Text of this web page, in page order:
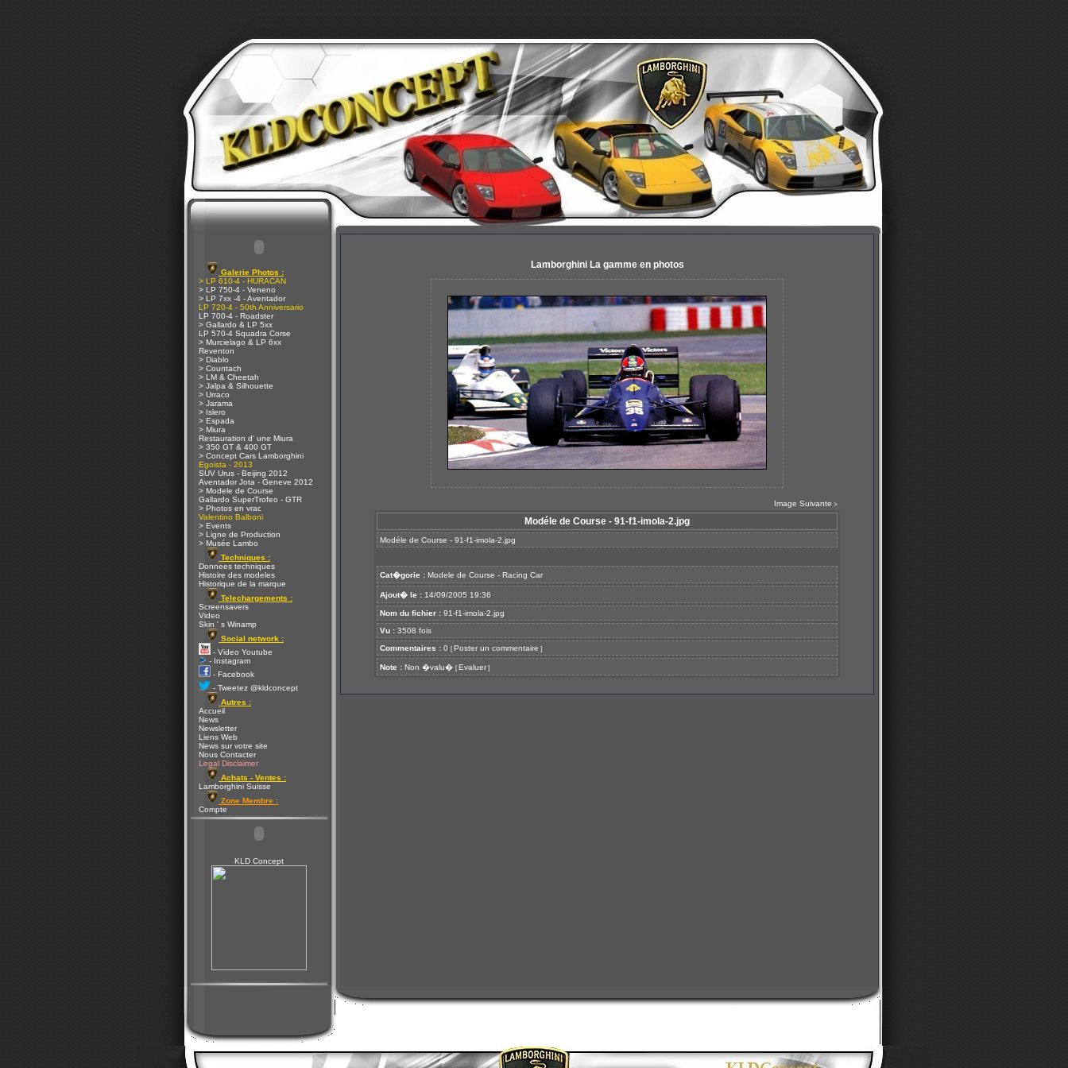
Galerie Photos :
> LP 610-4 - HURACAN
> LP 750-4 - Veneno
> LP 7xx -4 - Aventador
LP 720-4 - 50th Anniversario
LP 700-4 - Roadster
> Gallardo & LP 5xx
LP 570-4 Squadra Corse
> Murcielago & LP 6xx
Reventon
> Diablo
> Countach
> LM & Cheetah
> Jalpa & Silhouette
> Urraco
> Jarama
> Islero
> Espada
> Miura
Restauration d' une Miura
> 350 GT & 400 GT
> Concept Cars Lamborghini
Egoista - 2013
SUV Urus - Beijing 2012
Aventador Jota - Geneve 2012
> Modele de Course
Gallardo SuperTrofeo - GTR
> Photos en vrac
Valentino Balboni
> Events
> Ligne de Production
> Musée Lambo
Techniques :
Donnees techniques
Histoire des modeles
Historique de la marque
Telechargements :
Screensavers
Video
Skin ' s Winamp
Social network :
- Video Youtube
- Instagram
- Facebook
- Tweetez @kldconcept
Autres :
Accueil
News
Newsletter
Liens Web
News sur votre site
Nous Contacter
Legal Disclaimer
Achats - Ventes :
Lamborghini Suisse
Zone Membre :
Compte
KLD Concept
Lamborghini La gamme en photos
Image Suivante >
Modéle de Course - 91-f1-imola-2.jpg
Modéle de Course - 91-f1-imola-2.jpg
Cat�gorie : Modele de Course - Racing Car
Ajout� le : 14/09/2005 19:36
Nom du fichier : 91-f1-imola-2.jpg
Vu : 3508 fois
Commentaires : 0 [ Poster un commentaire ]
Note : Non �valu� [ Evaluer ]